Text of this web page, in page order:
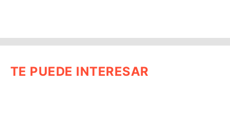
TE PUEDE INTERESAR